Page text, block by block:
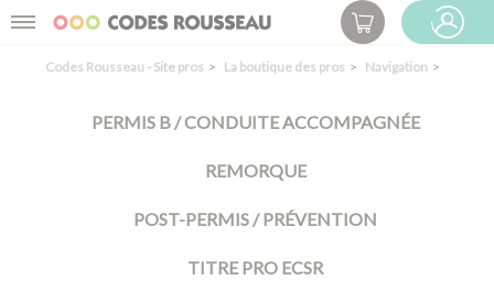
Menu
Codes Rousseau - Site pros La boutique des pros Navigation
PERMIS B / CONDUITE ACCOMPAGNÉE
REMORQUE
POST-PERMIS / PRÉVENTION
TITRE PRO ECSR
Panneau de gestion des cookies